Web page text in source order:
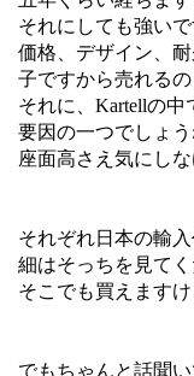
それにしても強いで
価格、デザイン、
子ですから売れるの
それに、Kartellの
要因の一つでしょう
座面高さえ気にし
それぞれ日本の輸
細はそっちを見てく
そこでも買えますけ
でもちゃんと話聞